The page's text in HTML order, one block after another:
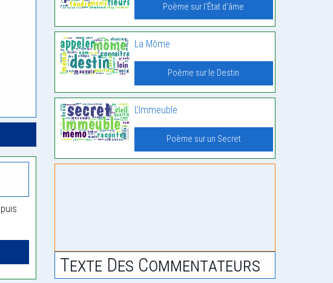
Poème sur l'État d'âme
La Môme
Poème sur le Destin
L’Immeuble
Poème sur un Secret
Texte Des Commentateurs